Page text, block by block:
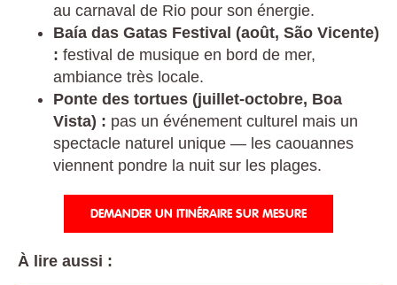
au carnaval de Rio pour son énergie.
Baía das Gatas Festival (août, São Vicente)
: festival de musique en bord de mer,
ambiance très locale.
Ponte des tortues (juillet-octobre, Boa
Vista) : pas un événement culturel mais un
spectacle naturel unique — les caouannes
viennent pondre la nuit sur les plages.
DEMANDER UN ITINÉRAIRE SUR MESURE
À lire aussi :